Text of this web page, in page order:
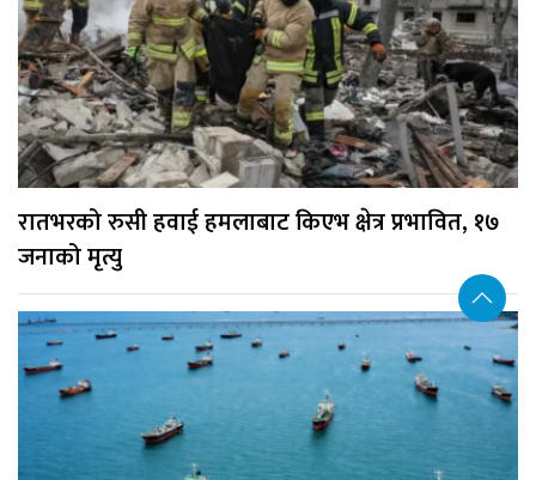
रातभरको रुसी हवाई हमलाबाट किएभ क्षेत्र प्रभावित, १७
जनाको मृत्यु